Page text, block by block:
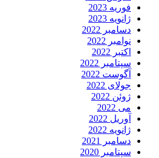
فوریه 2023
ژانویه 2023
دسامبر 2022
نوامبر 2022
اکتبر 2022
سپتامبر 2022
آگوست 2022
جولای 2022
ژوئن 2022
می 2022
آوریل 2022
ژانویه 2022
دسامبر 2021
سپتامبر 2020